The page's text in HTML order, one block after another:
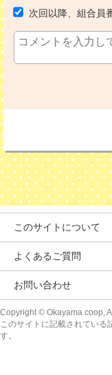
次回以降、組合員
このサイトについて
よくあるご質問
お問い合わせ
Copyright© Okayama coop,
このサイトに記載されている
す。